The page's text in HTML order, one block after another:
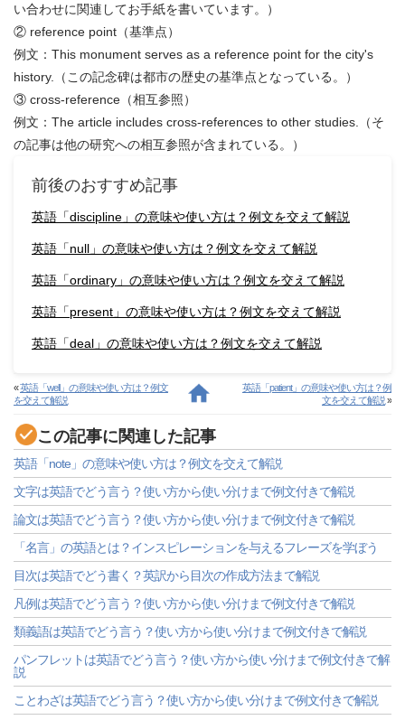
い合わせに関連してお手紙を書いています。）
② reference point（基準点）
例文：This monument serves as a reference point for the city's
history.（この記念碑は都市の歴史の基準点となっている。）
③ cross-reference（相互参照）
例文：The article includes cross-references to other studies.（そ
の記事は他の研究への相互参照が含まれている。）
前後のおすすめ記事
英語「discipline」の意味や使い方は？例文を交えて解説
英語「null」の意味や使い方は？例文を交えて解説
英語「ordinary」の意味や使い方は？例文を交えて解説
英語「present」の意味や使い方は？例文を交えて解説
英語「deal」の意味や使い方は？例文を交えて解説
«英語「well」の意味や使い方は？例文
を交えて解説
英語「patient」の意味や使い方は？例
文を交えて解説»
この記事に関連した記事
英語「note」の意味や使い方は？例文を交えて解説
文字は英語でどう言う？使い方から使い分けまで例文付きで解説
論文は英語でどう言う？使い方から使い分けまで例文付きで解説
「名言」の英語とは？インスピレーションを与えるフレーズを学ぼう
目次は英語でどう書く？英訳から目次の作成方法まで解説
凡例は英語でどう言う？使い方から使い分けまで例文付きで解説
類義語は英語でどう言う？使い方から使い分けまで例文付きで解説
パンフレットは英語でどう言う？使い方から使い分けまで例文付きで解
説
ことわざは英語でどう言う？使い方から使い分けまで例文付きで解説